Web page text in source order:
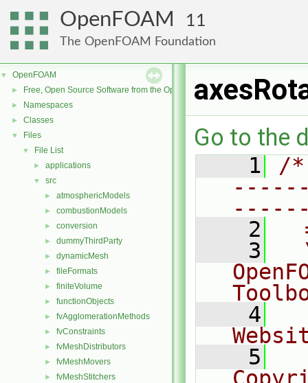
OpenFOAM 11
The OpenFOAM Foundation
▼ OpenFOAM
► Free, Open Source Software from the OpenFOAM Foundation
► Namespaces
► Classes
▼ Files
▼ File List
► applications
▼ src
► atmosphericModels
► combustionModels
► conversion
► dummyThirdParty
► dynamicMesh
► fileFormats
► finiteVolume
► functionObjects
► fvAgglomerationMethods
► fvConstraints
► fvMeshDistributors
► fvMeshMovers
► fvMeshStitchers
Go to the
    1
/
    2
    3
    4
    5